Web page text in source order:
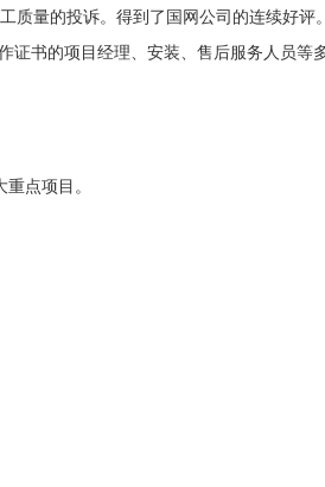
质量的投诉。得到了国网公司的连续好评。
书的项目经理、安装、售后服务人员等多
点项目。